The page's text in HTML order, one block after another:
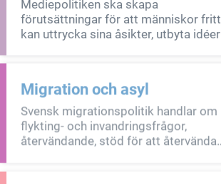
förutsättningar för att människor fritt
kan uttrycka sina åsikter, utbyta idéer
och granska samhället. För att detta
omfattar tidningar, radio, tv och skydd
Svensk migrationspolitik handlar om
flykting- och invandringsfrågor,
återvändande, stöd för att återvända
till hemlandet och hur migration